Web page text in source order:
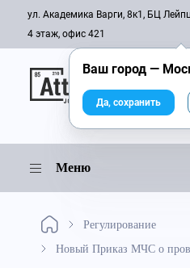
ул. Академика Варги, 8к1, БЦ
4 этаж, офис 421
Онлайн-журнал
Меню
Регулирование
Новый Приказ МЧС о
Ваш город —
Да, сохранить